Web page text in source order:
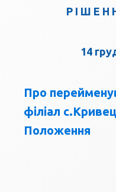
Р І Ш Е Н
14
Про
філіал
Положення